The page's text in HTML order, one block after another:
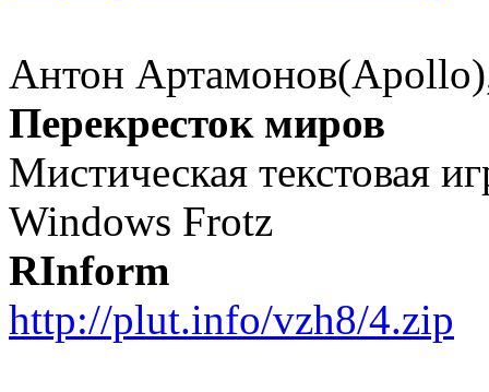
Антон
Перекресток миров
Мистическая текстовая
Windows Frotz
RInform
http://plut.info/vzh8/4.zip